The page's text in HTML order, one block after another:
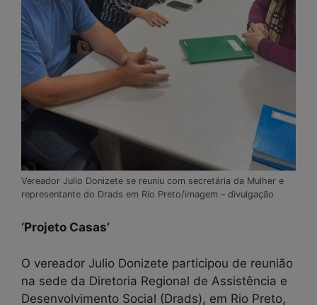
Vereador Julio Donizete se reuniu com secretária da Mulher e
representante do Drads em Rio Preto/imagem – divulgação
‘Projeto Casas’
O vereador Julio Donizete participou de reunião
na sede da Diretoria Regional de Assistência e
Desenvolvimento Social (Drads), em Rio Preto,